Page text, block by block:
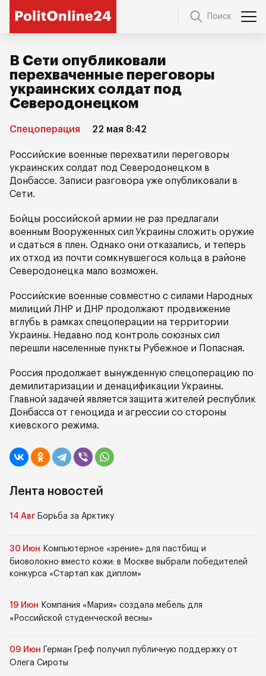
Поиск
В Сети опубликовали
перехваченные переговоры
украинских солдат под
Северодонецком
Спецоперация 22 мая 8:42
Российские военные перехватили переговоры
украинских солдат под Северодонецком в
Донбассе. Записи разговора уже опубликовали в
Сети.
Бойцы российской армии не раз предлагали
военным Вооруженных сил Украины сложить оружие
и сдаться в плен. Однако они отказались, и теперь
их отход из почти сомкнувшегося кольца в районе
Северодонецка мало возможен.
Российские военные совместно с силами Народных
милиций ЛНР и ДНР продолжают продвижение
вглубь в рамках спецоперации на территории
Украины. Недавно под контроль союзных сил
перешли населенные пункты Рубежное и Попасная.
Россия продолжает вынужденную спецоперацию по
демилитаризации и денацификации Украины.
Главной задачей является защита жителей республик
Донбасса от геноцида и агрессии со стороны
киевского режима.
Лента новостей
14 Авг Борьба за Арктику
30 Июн Компьютерное «зрение» для пастбищ и
биоволокно вместо кожи: в Москве выбрали победителей
конкурса «Стартап как диплом»
19 Июн Компания «Мария» создала мебель для
«Российской студенческой весны»
09 Июн
Герман Греф получил публичную поддержку от
Олега Сироты